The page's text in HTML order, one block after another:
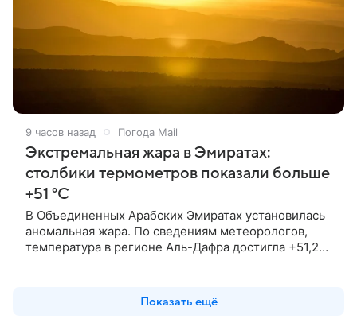
9 часов назад Погода Mail
Экстремальная жара в Эмиратах:
столбики термометров показали больше
+51 °C
В Объединенных Арабских Эмиратах установилась
аномальная жара. По сведениям метеорологов,
температура в регионе Аль-Дафра достигла +51,2
Показать ещё